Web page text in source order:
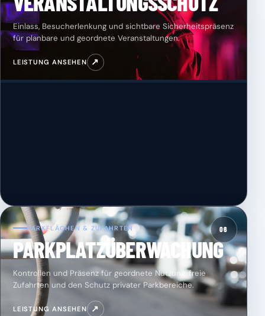
Einlass, Besucherlenkung und sichtbare Sicherheitspräsenz
für planbare und geordnete Veranstaltungen.
LEISTUNG ANSEHEN ↗
06
PARKFLÄCHEN & ZUFAHRTEN
PARKPLATZÜBERWACHUNG
Kontrollen und Präsenz für geordnete Nutzung, freie
Zufahrten und den Schutz privater Parkbereiche.
LEISTUNG ANSEHEN ↗